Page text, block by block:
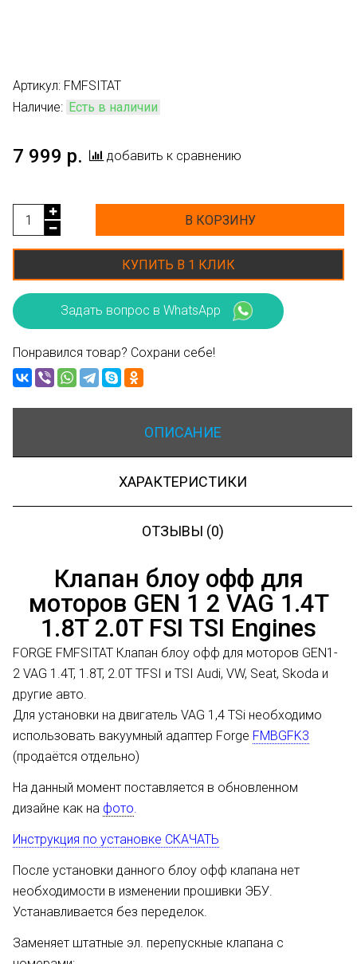
Артикул: FMFSITAT
Наличие: Есть в наличии
7 999 р. добавить к сравнению
В КОРЗИНУ
КУПИТЬ В 1 КЛИК
Задать вопрос в WhatsApp
Понравился товар? Сохрани себе!
ОПИСАНИЕ
ХАРАКТЕРИСТИКИ
ОТЗЫВЫ (0)
Клапан блоу офф для
моторов GEN 1 2 VAG 1.4T
1.8T 2.0T FSI TSI Engines
FORGE FMFSITAT Клапан блоу офф для моторов GEN1-
2 VAG 1.4T, 1.8T, 2.0T TFSI и TSI Audi, VW, Seat, Skoda и
другие авто.
Для установки на двигатель VAG 1,4 TSi необходимо
использовать вакуумный адаптер Forge FMBGFK3
(продаётся отдельно)
На данный момент поставляется в обновленном
дизайне как на фото.
Инструкция по установке СКАЧАТЬ
После установки данного блоу офф клапана нет
необходимости в изменении прошивки ЭБУ.
Устанавливается без переделок.
Заменяет штатные эл. перепускные клапана с